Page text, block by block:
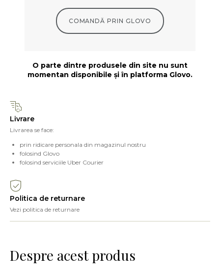
COMANDĂ PRIN GLOVO
O parte dintre produsele din site nu sunt
momentan disponibile și în platforma Glovo.
Livrare
Livrarea se face:
prin ridicare personala din magazinul nostru
folosind Glovo
folosind serviciile Uber Courier
Politica de returnare
Vezi politica de returnare
Despre acest produs